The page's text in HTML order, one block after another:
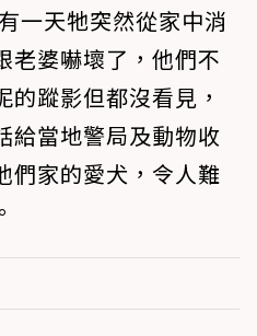
一天牠突然從家中消
老婆嚇壞了，他們不
蹤影但都沒看見，
給當地警局及動物收
們家的愛犬，令人難